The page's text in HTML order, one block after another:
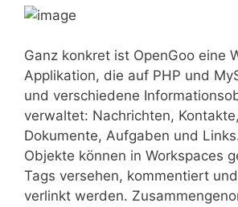
Ganz konkret ist OpenGoo eine
Applikation, die auf PHP und
und verschiedene
verwaltet: Nachrichten,
Dokumente, Aufgaben und
Objekte können in Workspaces
Tags versehen, kommentiert
verlinkt werden.